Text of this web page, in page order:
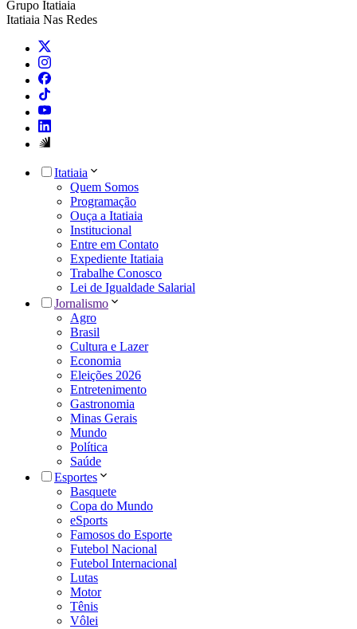
Grupo Itatiaia
Itatiaia Nas Redes
Itatiaia
Quem Somos
Programação
Ouça a Itatiaia
Institucional
Entre em Contato
Expediente Itatiaia
Trabalhe Conosco
Lei de Igualdade Salarial
Jornalismo
Agro
Brasil
Cultura e Lazer
Economia
Eleições 2026
Entretenimento
Gastronomia
Minas Gerais
Mundo
Política
Saúde
Esportes
Basquete
Copa do Mundo
eSports
Famosos do Esporte
Futebol Nacional
Futebol Internacional
Lutas
Motor
Tênis
Vôlei